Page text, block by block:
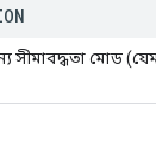
সীমাবদ্ধতা মোড